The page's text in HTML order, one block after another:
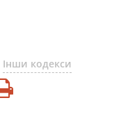
Інши кодекси